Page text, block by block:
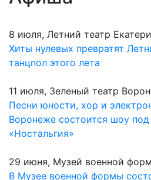
8 июля, Летний театр
Хиты нулевых превратят
танцпол этого лета
11 июля, Зеленый театр
Песни юности, хор и
Воронеже состоится шоу
«Ностальгия»
29 июня, Музей военной
В Музее военной формы